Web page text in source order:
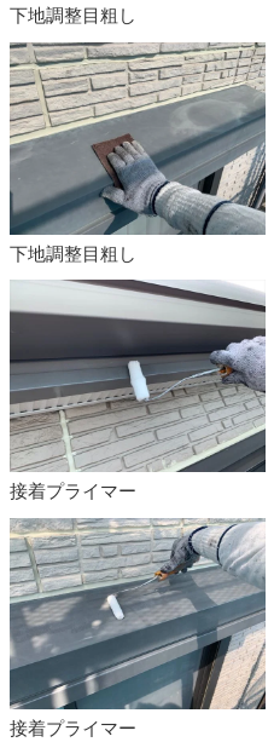
下地調整目粗し
下地調整目粗し
接着プライマー
接着プライマー